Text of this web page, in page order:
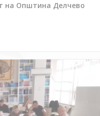
на Општина Делчево